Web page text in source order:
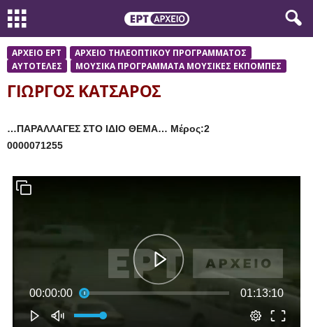
ΑΡΧΕΙΟ ΕΡΤ
ΑΡΧΕΙΟ ΤΗΛΕΟΠΤΙΚΟΥ ΠΡΟΓΡΑΜΜΑΤΟΣ
ΑΥΤΟΤΕΛΕΣ
ΜΟΥΣΙΚΑ ΠΡΟΓΡΑΜΜΑΤΑ ΜΟΥΣΙΚΕΣ ΕΚΠΟΜΠΕΣ
ΓΙΩΡΓΟΣ ΚΑΤΣΑΡΟΣ
…ΠΑΡΑΛΛΑΓΕΣ ΣΤΟ ΙΔΙΟ ΘΕΜΑ… Μέρος:2
0000071255